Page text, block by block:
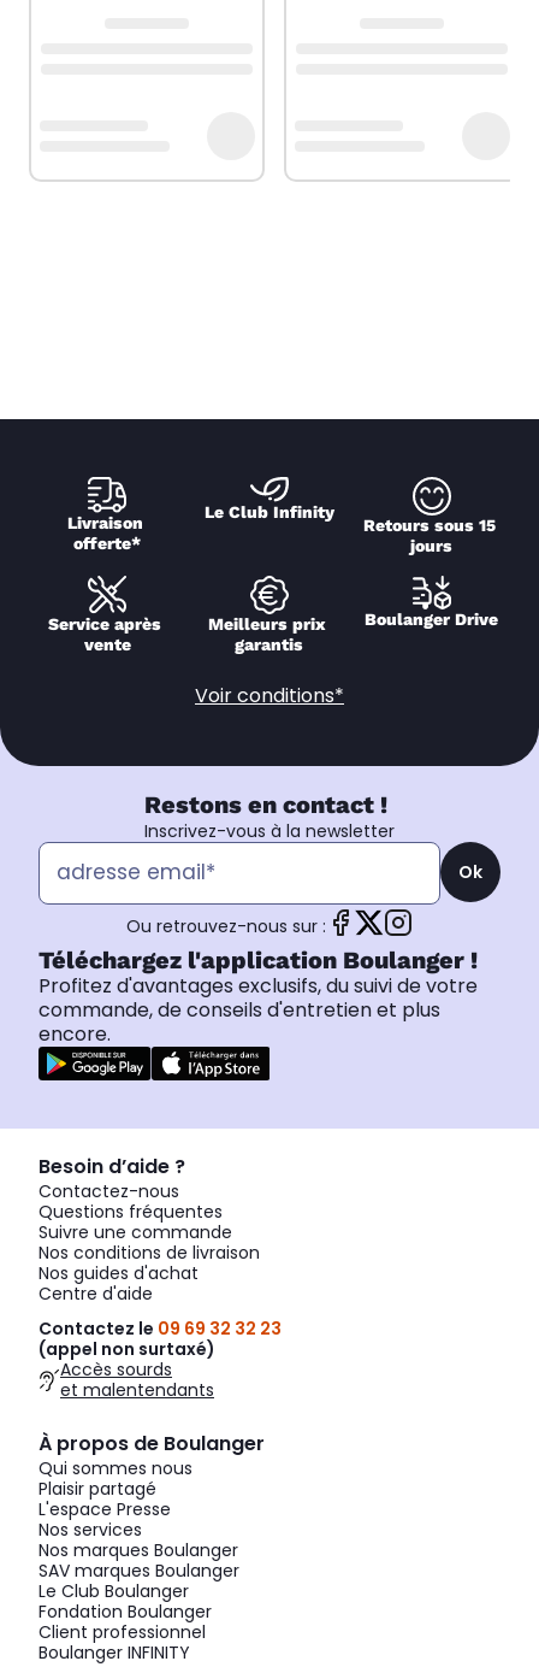
Livraison
offerte*
Le Club Infinity
Retours sous 15
jours
Service après
vente
Meilleurs prix
garantis
Boulanger Drive
Voir conditions*
Restons en contact !
Inscrivez-vous à la newsletter
Ok
Ou retrouvez-nous sur :
Téléchargez l'application Boulanger !
Profitez d'avantages exclusifs, du suivi de votre
commande, de conseils d'entretien et plus
encore.
Besoin d’aide ?
Contactez-nous
Questions fréquentes
Suivre une commande
Nos conditions de livraison
Nos guides d'achat
Centre d'aide
Contactez le 09 69 32 32 23
(appel non surtaxé)
Accès sourds
et malentendants
À propos de Boulanger
Qui sommes nous
Plaisir partagé
L'espace Presse
Nos services
Nos marques Boulanger
SAV marques Boulanger
Le Club Boulanger
Fondation Boulanger
Client professionnel
Boulanger INFINITY